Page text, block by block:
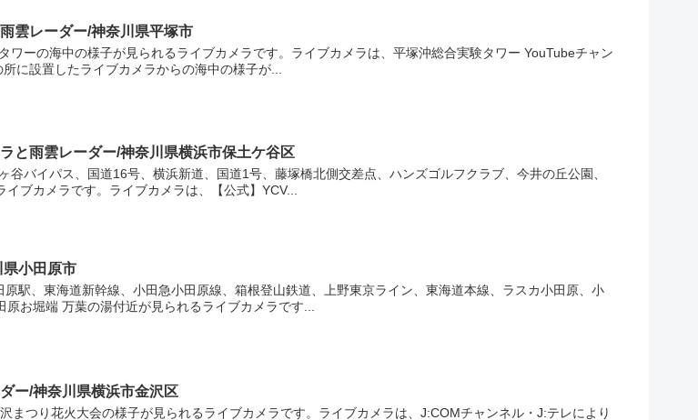
雲レーダー/神奈川県平塚市
ワーの海中の様子が見られるライブカメラです。ライブカメラは、平塚沖総合実験タワー YouTubeチャン
に設置したライブカメラからの海中の様子が...
と雨雲レーダー/神奈川県横浜市保土ケ谷区
バイパス、国道16号、横浜新道、国道1号、藤塚橋北側交差点、ハンズゴルフクラブ、今井の丘公園、
ブカメラです。ライブカメラは、【公式】YCV...
小田原市
駅、東海道新幹線、小田急小田原線、箱根登山鉄道、上野東京ライン、東海道本線、ラスカ小田原、小
お堀端 万葉の湯付近が見られるライブカメラです...
ー/神奈川県横浜市金沢区
まつり花火大会の様子が見られるライブカメラです。ライブカメラは、J:COMチャンネル・J:テレにより